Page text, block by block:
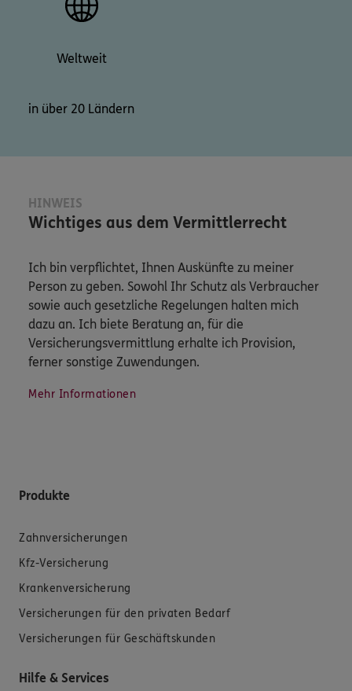
Weltweit
in über 20 Ländern
HINWEIS
Wichtiges aus dem Vermittlerrecht
Ich bin verpflichtet, Ihnen Auskünfte zu meiner
Person zu geben. Sowohl Ihr Schutz als Verbraucher
sowie auch gesetzliche Regelungen halten mich
dazu an. Ich biete Beratung an, für die
Versicherungsvermittlung erhalte ich Provision,
ferner sonstige Zuwendungen.
Mehr Informationen
Produkte
Zahnversicherungen
Kfz-Versicherung
Krankenversicherung
Versicherungen für den privaten Bedarf
Versicherungen für Geschäftskunden
Hilfe & Services